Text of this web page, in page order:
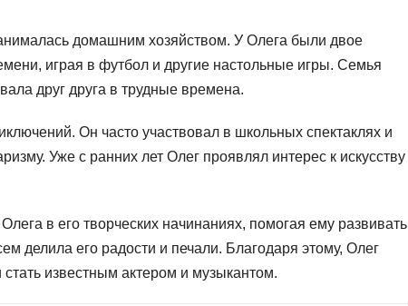
домашним хозяйством. У Олега были двое
играя в футбол и другие настольные игры. Семья
друг друга в трудные времена.
Он часто участвовал в школьных спектаклях и
Уже с ранних лет Олег проявлял интерес к искусству
в его творческих начинаниях, помогая ему развивать
делила его радости и печали. Благодаря этому, Олег
известным актером и музыкантом.